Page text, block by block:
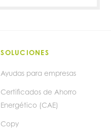
SOLUCIONES
Ayudas para empresas
Certificados de Ahorro
Energético (CAE)
Copy